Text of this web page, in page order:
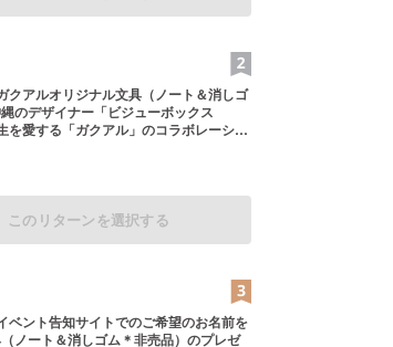
クアルオリジナル文具（ノート＆消しゴ
のデザイナー「ビジューボックス
を愛する「ガクアル」のコラボレーショ
リジナルキャラクター「キズナちゃ
セットになります。
このリターンを選択する
ベント告知サイトでのご希望のお名前を
ノート＆消しゴム＊非売品）のプレゼ